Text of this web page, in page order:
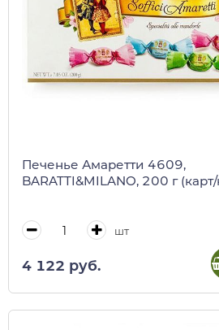
Печенье Амаретти 4609,
BARATTI&MILANO, 200 г
шт
4 122 руб.